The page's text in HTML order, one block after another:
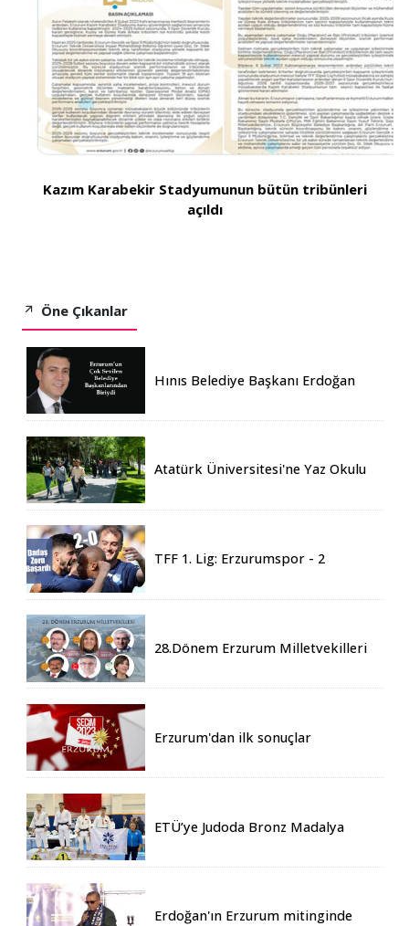
Kazım Karabekir Stadyumunun bütün tribünleri
açıldı
Öne Çıkanlar
Hınıs Belediye Başkanı Erdoğan
Atatürk Üniversitesi'ne Yaz Okulu
TFF 1. Lig: Erzurumspor - 2
28.Dönem Erzurum Milletvekilleri
Erzurum'dan ilk sonuçlar
ETÜ’ye Judoda Bronz Madalya
Erdoğan'ın Erzurum mitinginde